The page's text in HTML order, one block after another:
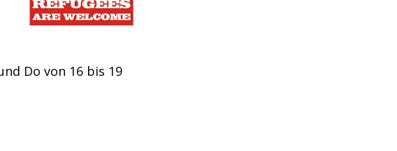
Do von 16 bis 19